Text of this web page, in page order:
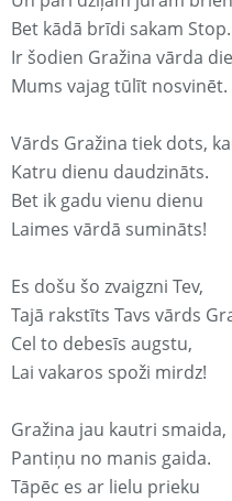
Bet kādā brīdi sakam Stop.
Ir šodien Gražina vārda
Mums vajag tūlīt nosvinēt.
Vārds Gražina tiek dots,
Katru dienu daudzināts.
Bet ik gadu vienu dienu
Laimes vārdā sumināts!
Es došu šo zvaigzni Tev,
Tajā rakstīts Tavs vārds
Cel to debesīs augstu,
Lai vakaros spoži mirdz!
Gražina jau kautri smaida,
Pantiņu no manis gaida.
Tāpēc es ar lielu prieku